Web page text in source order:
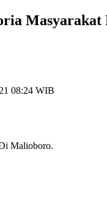
08:24 WIB
Malioboro.